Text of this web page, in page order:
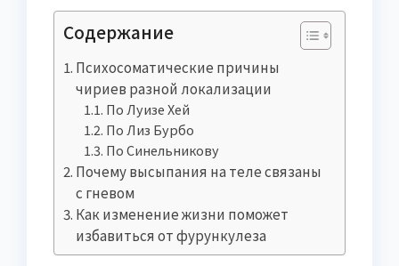
Содержание
Психосоматические причины
чириев разной локализации
По Луизе Хей
По Лиз Бурбо
По Синельникову
Почему высыпания на теле связаны
с гневом
Как изменение жизни поможет
избавиться от фурункулеза